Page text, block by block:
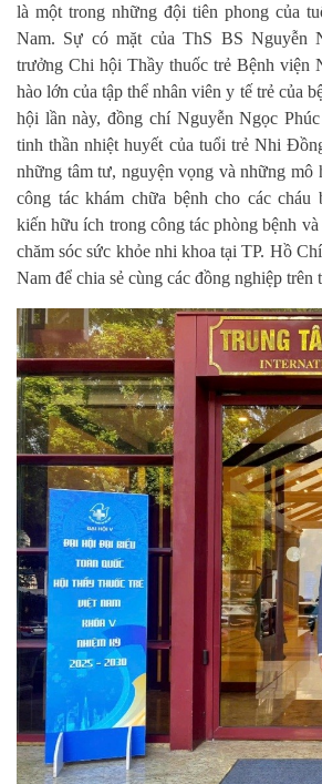
là một trong những đội tiên phong của
Nam. Sự có mặt của ThS BS Nguyễn
trưởng Chi hội Thầy thuốc trẻ Bệnh viện
hào lớn của tập thể nhân viên y tế trẻ của
hội lần này, đồng chí Nguyễn Ngọc
tinh thần nhiệt huyết của tuổi trẻ Nhi
những tâm tư, nguyện vọng và những mô
công tác khám chữa bệnh cho các cháu
kiến hữu ích trong công tác phòng bệnh
chăm sóc sức khỏe nhi khoa tại TP. Hồ
Nam để chia sẻ cùng các đồng nghiệp trên